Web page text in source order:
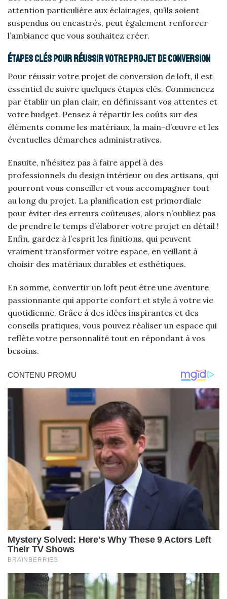
attention particulière aux éclairages, qu’ils soient
suspendus ou encastrés, peut également renforcer
l’ambiance que vous souhaitez créer.
Étapes clés pour réussir votre projet de conversion
Pour réussir votre projet de conversion de loft, il est
essentiel de suivre quelques étapes clés. Commencez
par établir un plan clair, en définissant vos attentes et
votre budget. Pensez à répartir les coûts sur des
éléments comme les matériaux, la main-d’œuvre et les
éventuelles démarches administratives.
Ensuite, n’hésitez pas à faire appel à des
professionnels du design intérieur ou des artisans, qui
pourront vous conseiller et vous accompagner tout
au long du projet. La planification est primordiale
pour éviter des erreurs coûteuses, alors n’oubliez pas
de prendre le temps d’élaborer votre projet en détail !
Enfin, gardez à l’esprit les finitions, qui peuvent
vraiment transformer votre espace, en veillant à
choisir des matériaux durables et esthétiques.
En somme, convertir un loft peut être une aventure
passionnante qui apporte confort et style à votre vie
quotidienne. Grâce à des idées inspirantes et des
conseils pratiques, vous pouvez réaliser un espace qui
reflète votre personnalité tout en répondant à vos
besoins.